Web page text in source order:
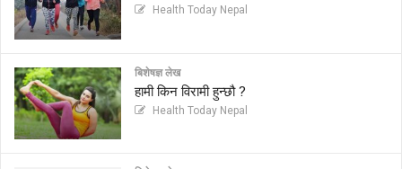
Health Today Nepal
बिशेषज्ञ लेख
हामी किन विरामी हुन्छौ ?
Health Today Nepal